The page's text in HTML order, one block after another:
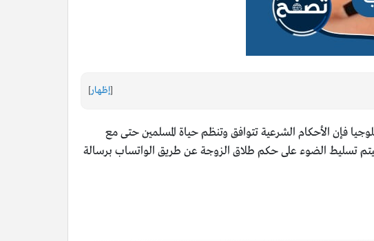
[إظهار]
فإن الأحكام الشرعية تتوافق وتنظم حياة المسلمين حتى مع
تسليط الضوء على حكم طلاق الزوجة عن طريق الواتساب برسالة